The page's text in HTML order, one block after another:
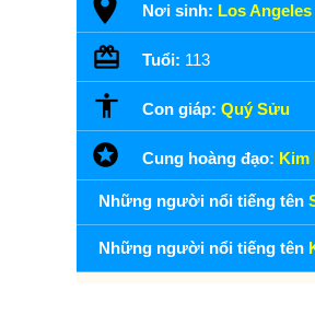
Nơi sinh: Los Angeles
Tuổi: 113
Con giáp: Quý Sửu
Cung hoàng đạo: Kim
Những người nổi tiếng tên
Những người nổi tiếng tên